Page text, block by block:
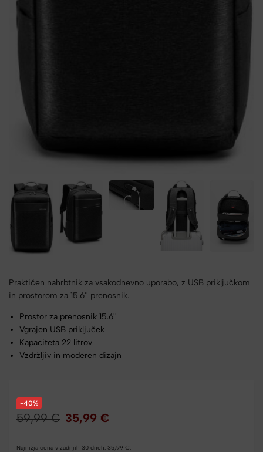
Praktičen nahrbtnik za vsakodnevno uporabo, z USB priključkom
in prostorom za 15.6'' prenosnik.
Prostor za prenosnik 15.6''
Vgrajen USB priključek
Kapaciteta 22 litrov
Vzdržljiv in moderen dizajn
-40%
59,99€ 35,99 €
Najnižja cena v zadnjih 30 dneh: 35,99 €